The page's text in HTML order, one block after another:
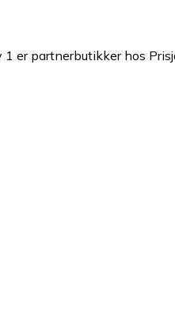
er partnerbutikker hos